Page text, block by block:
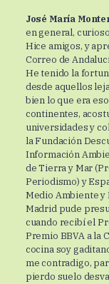
José María
en general,
Hice amigos, y
Correo de
He tenido la
desde aquellos
bien lo que era
continentes,
universidades y
la Fundación
Información
de Tierra y Mar
Periodismo) y
Medio Ambiente y
Madrid pude
cuando recibí el
Premio BBVA a la
cocina soy
me contradigo,
pierdo suelo